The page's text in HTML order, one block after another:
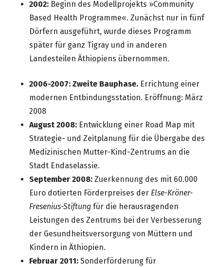
2002: Beginn des Modellprojekts »Community
Based Health Programme«. Zunächst nur in fünf
Dörfern ausgeführt, wurde dieses Programm
später für ganz Tigray und in anderen
Landesteilen Äthiopiens übernommen.
2006-2007: Zweite Bauphase. Errichtung einer
modernen Entbindungsstation. Eröffnung: März
2008
August 2008: Entwicklung einer Road Map mit
Strategie- und Zeitplanung für die Übergabe des
Medizinischen Mutter-Kind-Zentrums an die
Stadt Endaselassie.
September 2008: Zuerkennung des mit 60.000
Euro dotierten Förderpreises der Else-Kröner-
Fresenius-Stiftung für die herausragenden
Leistungen des Zentrums bei der Verbesserung
der Gesundheitsversorgung von Müttern und
Kindern in Äthiopien.
Februar 2011: Sonderförderung für